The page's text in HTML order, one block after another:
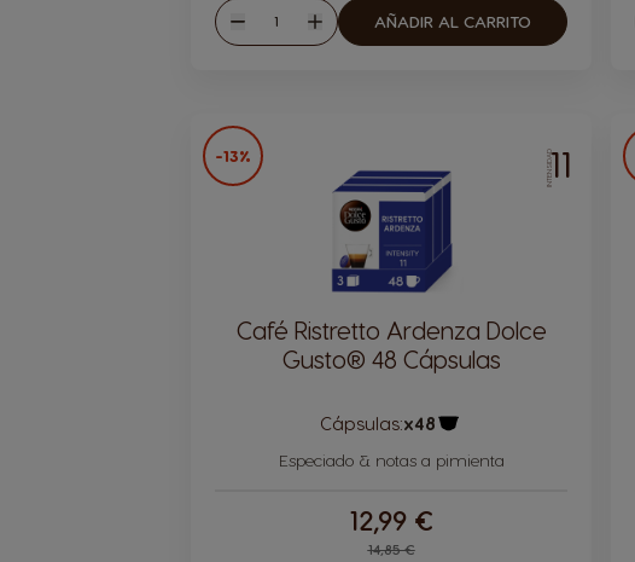
Disminuir
Cantidad
Aumentar
AÑADIR AL CARRITO
-13% INTENSIDAD11
Café Ristretto Ardenza Dolce
Gusto® 48 Cápsulas
Cápsulas:x48
Especiado & notas a pimienta
Regular Price
14,85 €
12,99 €